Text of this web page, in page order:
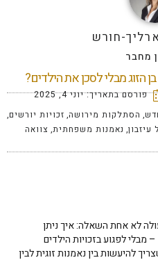
חורש
מחבר
הזוג מבלי לסכן את הילדים?
פורסם בתאריך:יוני 4, 2025
,הסתלקות מירושה,זכויות יורשים,
,נאמנות משפחתית,צוואה
לא אחת השאלה: איך ניתן
מבלי לפגוע בזכויות הילדים
להיעשות בין נאמנות זוגית לבין